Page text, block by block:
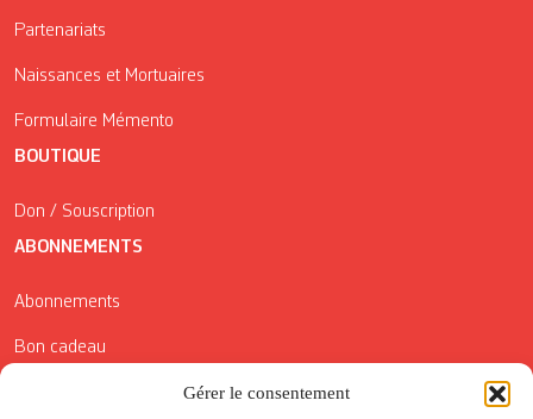
Gérer le consentement
Partenariats
Naissances et Mortuaires
Formulaire Mémento
BOUTIQUE
Don / Souscription
ABONNEMENTS
Abonnements
Bon cadeau
Conditions générales de vente